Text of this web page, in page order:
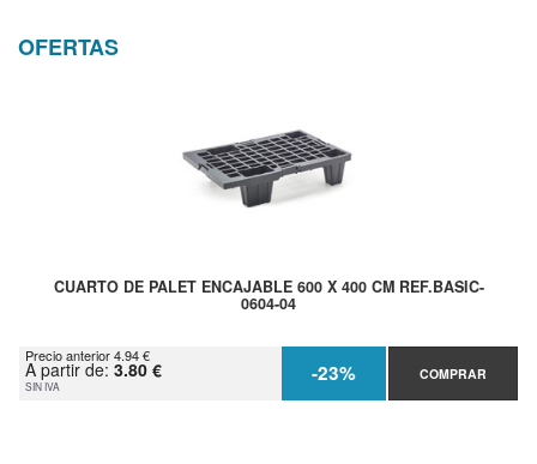
OFERTAS
CUARTO DE PALET ENCAJABLE 600 X 400 CM REF.BASIC-
0604-04
Precio anterior 4.94 €
A partir de: 3.80 €
SIN IVA -23% COMPRAR